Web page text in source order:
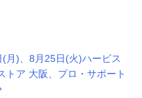
(月)、8月25日(火)ハービス
トア 大阪、プロ・サポート